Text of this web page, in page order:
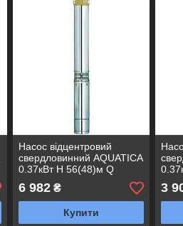
Насос відцентровий
свердловинний AQUATICA
0.37кВт H 56(48)м Q
55(30) л/хв Ø102 мм
(кабель 40 м) (DONGYIN)
4SEm2/8
6 982₴
Купити
3